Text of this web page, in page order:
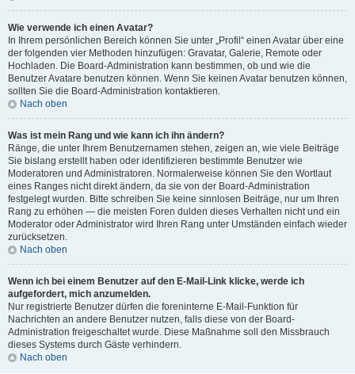
Wie verwende ich einen Avatar?
In Ihrem persönlichen Bereich können Sie unter „Profil“ einen Avatar über eine
der folgenden vier Methoden hinzufügen: Gravatar, Galerie, Remote oder
Hochladen. Die Board-Administration kann bestimmen, ob und wie die
Benutzer Avatare benutzen können. Wenn Sie keinen Avatar benutzen können,
sollten Sie die Board-Administration kontaktieren.
Nach oben
Was ist mein Rang und wie kann ich ihn ändern?
Ränge, die unter Ihrem Benutzernamen stehen, zeigen an, wie viele Beiträge
Sie bislang erstellt haben oder identifizieren bestimmte Benutzer wie
Moderatoren und Administratoren. Normalerweise können Sie den Wortlaut
eines Ranges nicht direkt ändern, da sie von der Board-Administration
festgelegt wurden. Bitte schreiben Sie keine sinnlosen Beiträge, nur um Ihren
Rang zu erhöhen — die meisten Foren dulden dieses Verhalten nicht und ein
Moderator oder Administrator wird Ihren Rang unter Umständen einfach wieder
zurücksetzen.
Nach oben
Wenn ich bei einem Benutzer auf den E-Mail-Link klicke, werde ich
aufgefordert, mich anzumelden.
Nur registrierte Benutzer dürfen die foreninterne E-Mail-Funktion für
Nachrichten an andere Benutzer nutzen, falls diese von der Board-
Administration freigeschaltet wurde. Diese Maßnahme soll den Missbrauch
dieses Systems durch Gäste verhindern.
Nach oben